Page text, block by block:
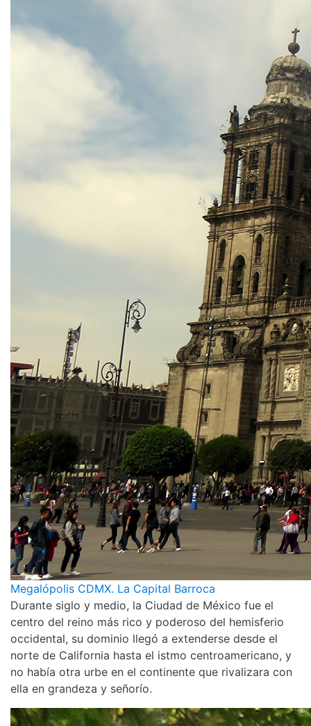
Megalópolis CDMX. La Capital Barroca
Durante siglo y medio, la Ciudad de México fue el
centro del reino más rico y poderoso del hemisferio
occidental, su dominio llegó a extenderse desde el
norte de California hasta el istmo centroamericano, y
no había otra urbe en el continente que rivalizara con
ella en grandeza y señorío.